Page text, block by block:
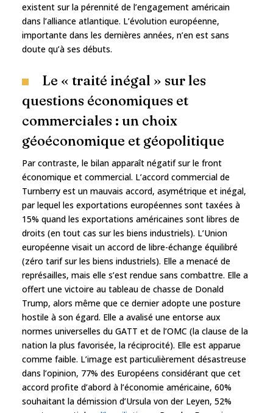
existent sur la pérennité de l’engagement américain
dans l’alliance atlantique. L’évolution européenne,
importante dans les dernières années, n’en est sans
doute qu’à ses débuts.
Le « traité inégal » sur les
questions économiques et
commerciales : un choix
géoéconomique et géopolitique
Par contraste, le bilan apparaît négatif sur le front
économique et commercial. L’accord commercial de
Turnberry est un mauvais accord, asymétrique et inégal,
par lequel les exportations européennes sont taxées à
15% quand les exportations américaines sont libres de
droits (en tout cas sur les biens industriels). L’Union
européenne visait un accord de libre-échange équilibré
(zéro tarif sur les biens industriels). Elle a menacé de
représailles, mais elle s’est rendue sans combattre. Elle a
offert une victoire au tableau de chasse de Donald
Trump, alors même que ce dernier adopte une posture
hostile à son égard. Elle a avalisé une entorse aux
normes universelles du GATT et de l’OMC (la clause de la
nation la plus favorisée, la réciprocité). Elle est apparue
comme faible. L’image est particulièrement désastreuse
dans l’opinion, 77% des Européens considérant que cet
accord profite d’abord à l’économie américaine, 60%
souhaitant la démission d’Ursula von der Leyen, 52%